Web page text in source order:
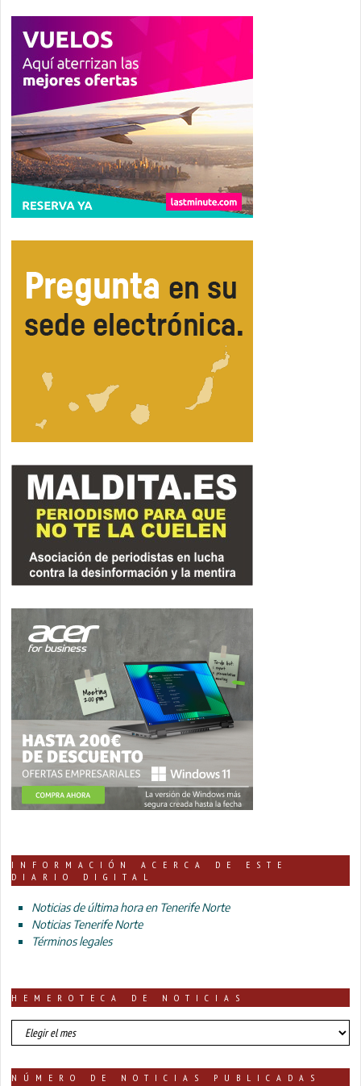
INFORMACIÓN ACERCA DE ESTE
DIARIO DIGITAL
Noticias de última hora en Tenerife Norte
Noticias Tenerife Norte
Términos legales
HEMEROTECA DE NOTICIAS
HEMEROTECA
DE
NÚMERO DE NOTICIAS PUBLICADAS